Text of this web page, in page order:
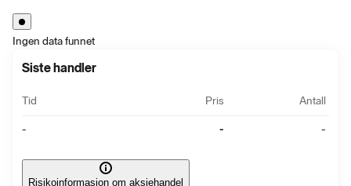
Ingen data funnet
Siste handler
Tid Pris Antall
- - -
Risikoinformasjon om aksjehandel